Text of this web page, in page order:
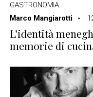
GASTRONOMIA
Marco Mangiarotti
L’identità
memorie di